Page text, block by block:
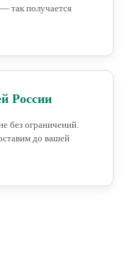
так получается
России
без ограничений.
до вашей